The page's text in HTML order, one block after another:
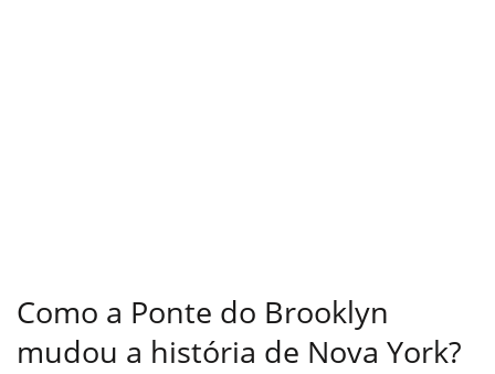
Como a Ponte do Brooklyn
mudou a história de Nova York?